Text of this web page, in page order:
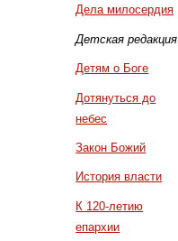
Дела милосердия
Детская редакция
Детям о Боге
Дотянуться до
небес
Закон Божий
История власти
К 120-летию
епархии